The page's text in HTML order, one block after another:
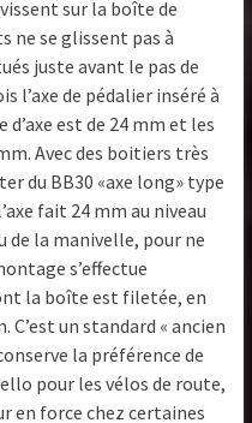
sur la boîte de
ne se glissent pas à
juste avant le pas de
l’axe de pédalier inséré à
est de 24 mm et les
Avec des boitiers très
du BB30 «axe long» type
fait 24 mm au niveau
de la manivelle, pour ne
s’effectue
la boîte est filetée, en
C’est un standard « ancien
la préférence de
pour les vélos de route,
en force chez certaines